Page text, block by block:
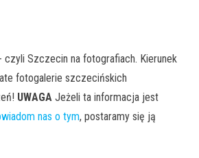
czyli Szczecin na fotografiach. Kierunek
fotogalerie szczecińskich
UWAGA Jeżeli ta informacja jest
nas o tym, postaramy się ją